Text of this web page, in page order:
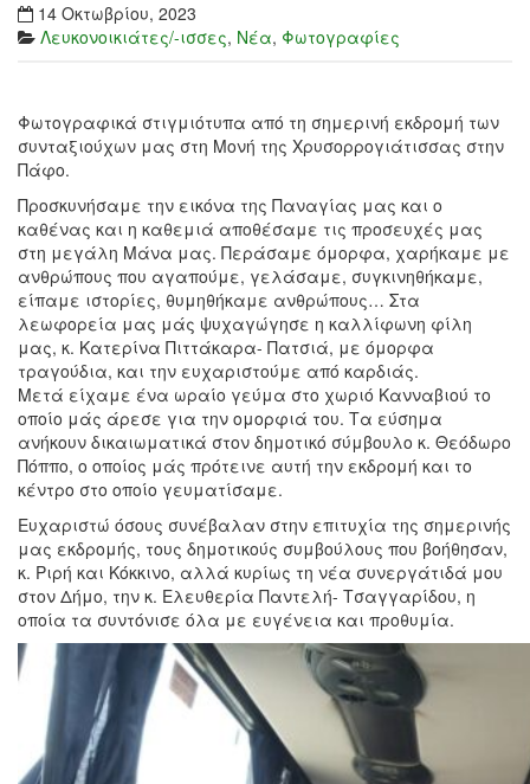
14 Οκτωβρίου, 2023
Λευκονοικιάτες/-ισσες, Νέα, Φωτογραφίες
Φωτογραφικά στιγμιότυπα από τη σημερινή εκδρομή των
συνταξιούχων μας στη Μονή της Χρυσορρογιάτισσας στην
Πάφο.
Προσκυνήσαμε την εικόνα της Παναγίας μας και ο
καθένας και η καθεμιά αποθέσαμε τις προσευχές μας
στη μεγάλη Μάνα μας. Περάσαμε όμορφα, χαρήκαμε με
ανθρώπους που αγαπούμε, γελάσαμε, συγκινηθήκαμε,
είπαμε ιστορίες, θυμηθήκαμε ανθρώπους… Στα
λεωφορεία μας μάς ψυχαγώγησε η καλλίφωνη φίλη
μας, κ. Κατερίνα Πιττάκαρα- Πατσιά, με όμορφα
τραγούδια, και την ευχαριστούμε από καρδιάς.
Μετά είχαμε ένα ωραίο γεύμα στο χωριό Κανναβιού το
οποίο μάς άρεσε για την ομορφιά του. Τα εύσημα
ανήκουν δικαιωματικά στον δημοτικό σύμβουλο κ. Θεόδωρο
Πόππο, ο οποίος μάς πρότεινε αυτή την εκδρομή και το
κέντρο στο οποίο γευματίσαμε.
Ευχαριστώ όσους συνέβαλαν στην επιτυχία της σημερινής
μας εκδρομής, τους δημοτικούς συμβούλους που βοήθησαν,
κ. Ριρή και Κόκκινο, αλλά κυρίως τη νέα συνεργάτιδά μου
στον Δήμο, την κ. Ελευθερία Παντελή- Τσαγγαρίδου, η
οποία τα συντόνισε όλα με ευγένεια και προθυμία.